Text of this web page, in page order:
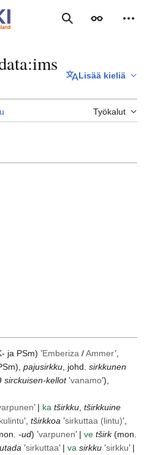
Haku Ulkoasu
:ims
Lisää kieliä
Työkalut
ja PSm) ’Emberiza /Ammer’,
), pajusirkku , johd. sirkkunen
sirckuisen-kellot’vanamo’),
’ | ka tširkku tširkkuine
’, tširkkoa ’sirkuttaa (lintu)’,
-ud) ’varpunen’ | ve tširk(mon.
’sirkuttaa’ | va sirkku ’sirkku’ |